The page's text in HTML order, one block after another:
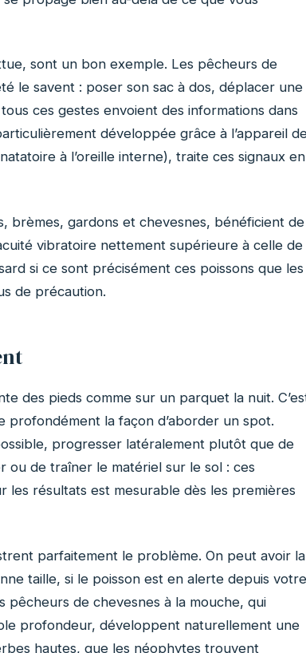
sont un bon exemple. Les pêcheurs de
le savent : poser son sac à dos, déplacer une
ces gestes envoient des informations dans
développée grâce à l’appareil
à l’oreille interne), traite ces signaux en
brèmes, gardons et chevesnes, bénéficient de
vibratoire nettement supérieure à celle de
si ce sont précisément ces poissons que les
de précaution.
des pieds comme sur un parquet la nuit.
profondément la façon d’aborder un spot.
progresser latéralement plutôt que de
ou de traîner le matériel sur le sol : ces
les résultats est mesurable dès les premières
parfaitement le problème. On peut avoir la
taille, si le poisson est en alerte depuis votre
pêcheurs de chevesnes à la mouche, qui
profondeur, développent naturellement une
hautes, que les néophytes trouvent